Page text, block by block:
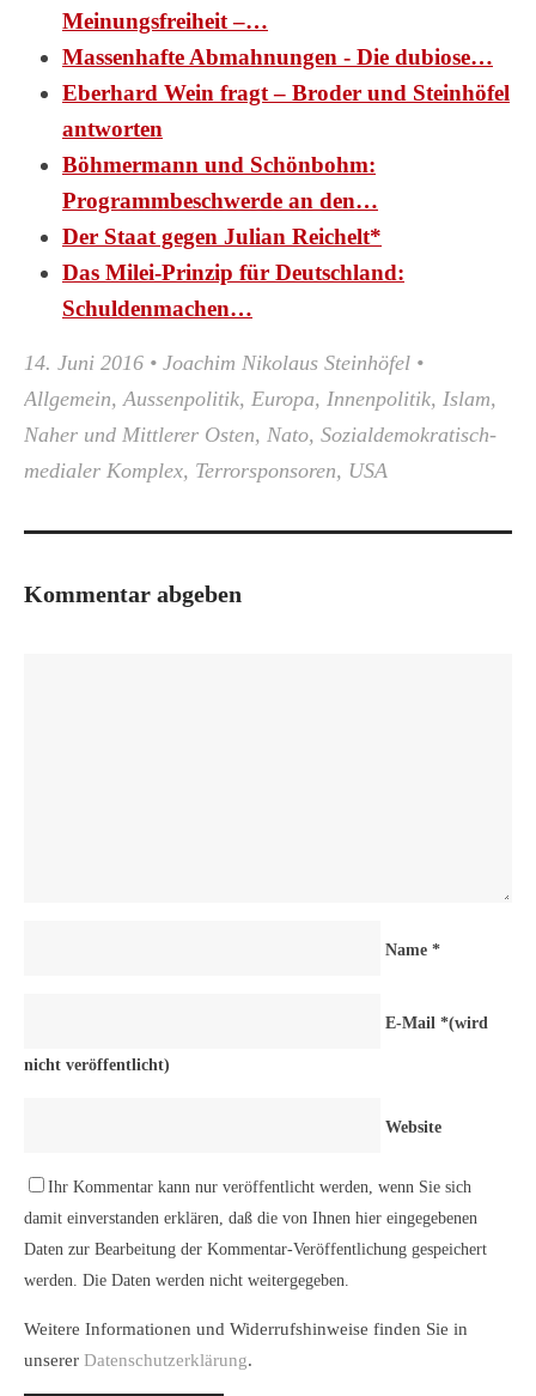
Meinungsfreiheit –…
Massenhafte Abmahnungen - Die dubiose…
Eberhard Wein fragt – Broder und Steinhöfel
antworten
Böhmermann und Schönbohm:
Programmbeschwerde an den…
Der Staat gegen Julian Reichelt*
Das Milei-Prinzip für Deutschland:
Schuldenmachen…
14. Juni 2016 • Joachim Nikolaus Steinhöfel •
Allgemein,Aussenpolitik, Europa, Innenpolitik, Islam,
Naher und Mittlerer Osten, Nato, Sozialdemokratisch-
medialer Komplex, Terrorsponsoren, USA
Kommentar abgeben
Name *
E-Mail *(wird
nicht veröffentlicht)
Website
Ihr Kommentar kann nur veröffentlicht werden, wenn Sie sich
damit einverstanden erklären, daß die von Ihnen hier eingegebenen
Daten zur Bearbeitung der Kommentar-Veröffentlichung gespeichert
werden. Die Daten werden nicht weitergegeben.
Weitere Informationen und Widerrufshinweise finden Sie in
unserer Datenschutzerklärung.